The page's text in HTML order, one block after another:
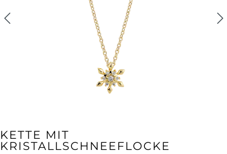
KETTE MIT
KRISTALLSCHNEEFLOCKE